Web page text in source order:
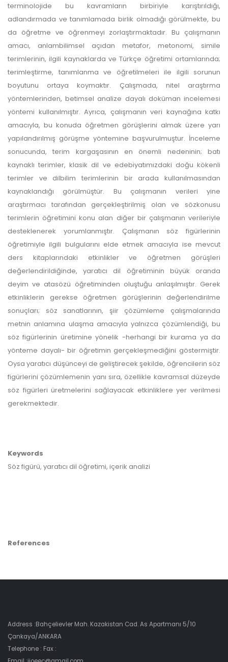
terminolojide bu kavramların birbiriyle karıştırıldığı,
adlandırmada ve tanımlamada birlik olmadığı görülmekte, bu
da öğretme ve öğrenmeyi zorlaştırmaktadır. Bu çalışmanın
amacı, anlambilimsel açıdan metafor, metonomi, simile
terimlerinin, ilgili kaynaklarda ve Türkçe öğretimi ortamlarında;
terimleştirme, tanımlanma ve öğretilmeleri ile ilgili sorunun
boyutunu ortaya koymaktır. Çalışmada, nitel araştırma
yöntemlerinden, betimsel analize dayalı doküman incelemesi
yöntemi kullanılmıştır. Ayrıca, çalışmanın veri kaynağına katkı
amacıyla, bu konuda öğretmen görüşlerini almak üzere yarı
yapılandırılmış görüşme yöntemine başvurulmuştur. İnceleme
sonucunda, terim kargaşasının en önemli nedeninin; batı
kaynaklı terimler, klasik dil ve edebiyatımızdaki doğu kökenli
terimler ve dilbilim terimlerinin bir arada kullanılmasından
kaynaklandığı görülmüştür. Bu çalışmanın verileri yine
araştırmacı tarafından gerçekleştirilmiş olan ve sözkonusu
terimlerin öğretimini konu alan diğer bir çalışmanın verileriyle
desteklenerek yorumlanmıştır. Çalışmanın söz figürlerinin
öğretimiyle ilgili bulgularını elde etmek amacıyla ise mevcut
ders kitaplarındaki etkinlikler ve öğretmen görüşleri
değerlendirildiğinde, yaratıcı dil öğretiminin büyük oranda
deyim ve atasözü öğretiminden oluştuğu anlaşılmıştır. Gerek
etkinliklerin gerekse öğretmen görüşlerinin değerlendirilme
sonuçları; söz sanatlarının, şiir çözümleme çalışmalarında
metnin anlamına ulaşma amacıyla yalnızca çözümlendiği, bu
söz figürlerinin üretimine yönelik -herhangi bir kurama ya da
yönteme dayalı- bir öğretimin gerçekleşmediğini göstermiştir.
Oysa yaratıcı düşünceyi de geliştirecek şekilde, öğrencilerin söz
figürlerini çözümlemenin yanı sıra, özellikle kavramsal düzeyde
söz figürleri üretmelerini sağlayacak etkinliklere yer verilmesi
gerekmektedir.
Keywords
Söz figürü, yaratıcı dil öğretimi, içerik analizi
References
Address :Bahçelievler Mah. Kazakistan Cad. As Apartmanı 5/10
Çankaya/ANKARA
Telephone : Fax :